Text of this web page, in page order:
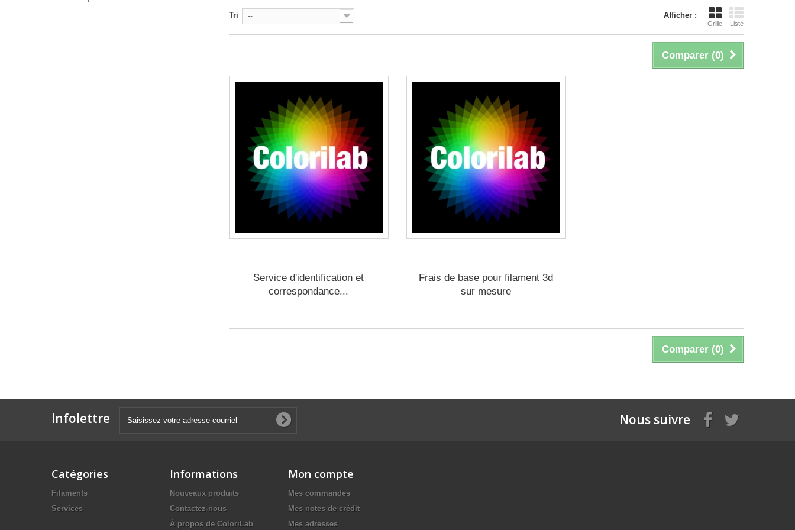
Afficher :
Grille Liste
Tri --
Comparer (0)
Service d'identification et
correspondance...
Frais de base pour filament 3d
sur mesure
Comparer (0)
Infolettre Nous suivre
Catégories
Filaments
Services
Informations
Nouveaux produits
Contactez-nous
À propos de ColoriLab
Mon compte
Mes commandes
Mes notes de crédit
Mes adresses